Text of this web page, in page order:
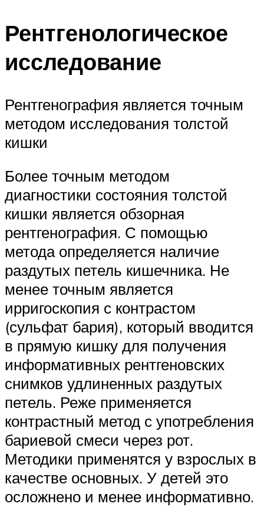
Рентгенологическое
исследование
Рентгенография является точным
методом исследования толстой
кишки
Более точным методом
диагностики состояния толстой
кишки является обзорная
рентгенография. С помощью
метода определяется наличие
раздутых петель кишечника. Не
менее точным является
ирригоскопия с контрастом
(сульфат бария), который вводится
в прямую кишку для получения
информативных рентгеновских
снимков удлиненных раздутых
петель. Реже применяется
контрастный метод с употребления
бариевой смеси через рот.
Методики применятся у взрослых в
качестве основных. У детей это
осложнено и менее информативно.